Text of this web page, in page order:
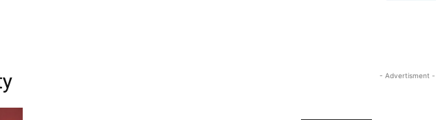
- Advertisment -